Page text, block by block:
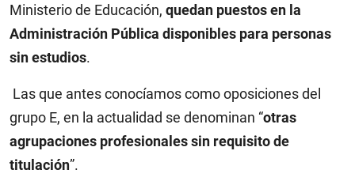
Ministerio de Educación, quedan puestos en la
Administración Pública disponibles para personas
sin estudios.
Las que antes conocíamos como oposiciones del
grupo E, en la actualidad se denominan “otras
agrupaciones profesionales sin requisito de
titulación”.